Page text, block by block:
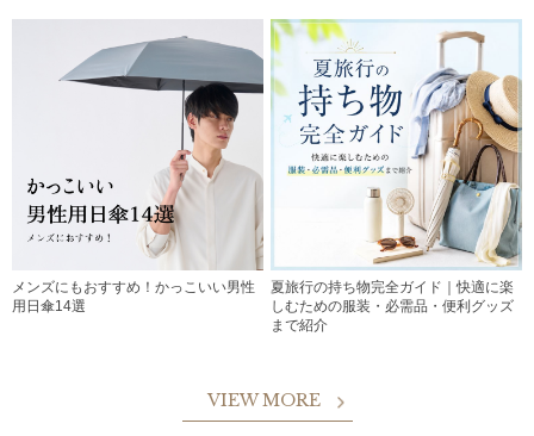
メンズにもおすすめ！かっこいい男性
用日傘14選
夏旅行の持ち物完全ガイド｜快適に楽
しむための服装・必需品・便利グッズ
まで紹介
VIEW MORE